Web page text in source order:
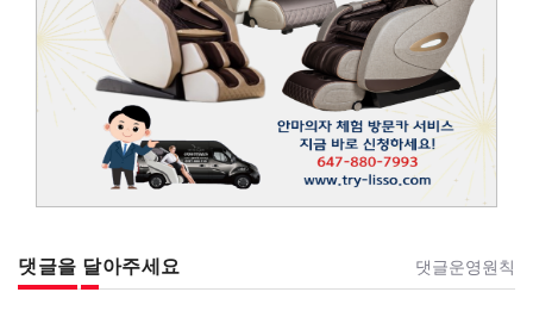
댓글을 달아주세요 댓글운영원칙